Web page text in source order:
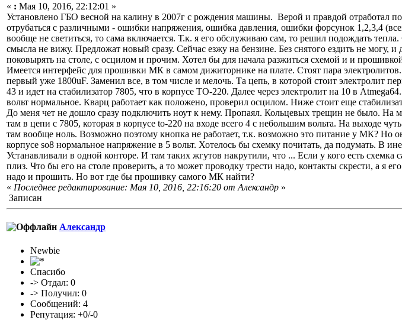
« : Мая 10, 2016, 22:12:01 »
Установлено ГБО весной на калину в 2007г с рождения машины. Верой и правдой отработал
отрубаться с различными - ошибки напряжения, ошибка давления, ошибки форсунок 1,2,3,4
вообще не светиться, то сама включается. Т.к. я его обслуживаю сам, то решил подождать
смысла не вижу. Предложат новый сразу. Сейчас езжу на бензине. Без снятого ездить не могу,
поковырять на столе, с осцилом и прочим. Хотел бы для начала разжиться схемой и и
Имеется интерфейс для прошивки МК в самом дижиторнике на плате. Стоят пара
первый уже 1800uF. Заменил все, в том числе и мелочь. Та цепь, в которой стоит электролит
43 и идет на стабилизатор 7805, что в корпусе TO-220. Далее через электролит на 10 в
вольт нормальное. Кварц работает как положено, проверил осцилом. Ниже стоит еще
До меня чет не дошло сразу подключить ноут к нему. Пропаял. Кольцевых трещин не было. На
там в цепи с 7805, которая в корпусе to-220 на входе всего 4 с небольшим вольта. На выходе
там вообще ноль. Возможно поэтому кнопка не работает, т.к. возможно это питание у МК? Но
корпусе so8 нормальное напряжение в 5 вольт. Хотелось бы схемку почитать, да подумать. В
Устанавливали в одной конторе. И там таких жгутов накрутили, что ... Если у кого есть схемка
плиз. Что бы его на столе проверить, а то может проводку трести надо, контакты скрести, а я
надо и прошить. Но вот где бы прошивку самого МК найти?
« Последнее редактирование: Мая 10, 2016, 22:16:20 от Александр »
Записан
Александр
Newbie
Спасибо
-> Отдал: 0
-> Получил: 0
Сообщений: 4
Репутация: +0/-0